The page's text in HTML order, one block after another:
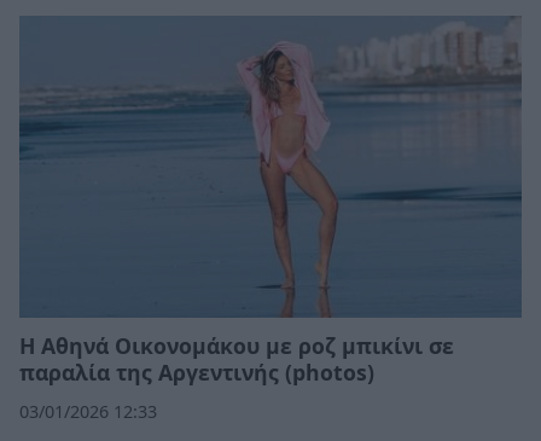
Η Αθηνά Οικονομάκου με ροζ μπικίνι σε
παραλία της Αργεντινής (photos)
03/01/2026 12:33